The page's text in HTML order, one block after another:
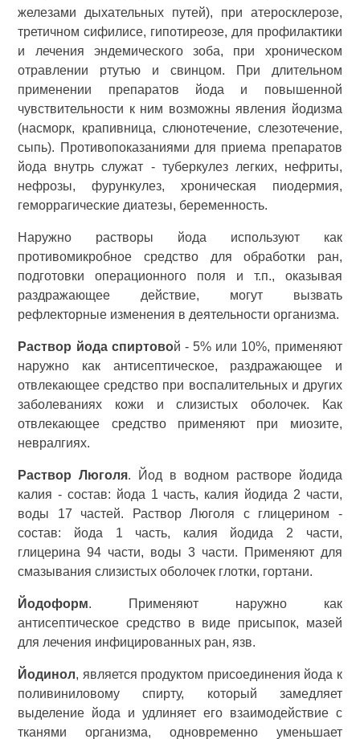
железами дыхательных путей), при атеросклерозе,
третичном сифилисе, гипотиреозе, для профилактики
и лечения эндемического зоба, при хроническом
отравлении ртутью и свинцом. При длительном
применении препаратов йода и повышенной
чувствительности к ним возможны явления йодизма
(насморк, крапивница, слюнотечение, слезотечение,
сыпь). Противопоказаниями для приема препаратов
йода внутрь служат - туберкулез легких, нефриты,
нефрозы, фурункулез, хроническая пиодермия,
геморрагические диатезы, беременность.
Наружно растворы йода используют как
противомикробное средство для обработки ран,
подготовки операционного поля и т.п., оказывая
раздражающее действие, могут вызвать
рефлекторные изменения в деятельности организма.
Раствор йода спиртовой - 5% или 10%, применяют
наружно как антисептическое, раздражающее и
отвлекающее средство при воспалительных и других
заболеваниях кожи и слизистых оболочек. Как
отвлекающее средство применяют при миозите,
невралгиях.
Раствор Люголя. Йод в водном растворе йодида
калия - состав: йода 1 часть, калия йодида 2 части,
воды 17 частей. Раствор Люголя с глицерином -
состав: йода 1 часть, калия йодида 2 части,
глицерина 94 части, воды 3 части. Применяют для
смазывания слизистых оболочек глотки, гортани.
Йодоформ. Применяют наружно как
антисептическое средство в виде присыпок, мазей
для лечения инфицированных ран, язв.
Йодинол, является продуктом присоединения йода к
поливиниловому спирту, который замедляет
выделение йода и удлиняет его взаимодействие с
тканями организма, одновременно уменьшает